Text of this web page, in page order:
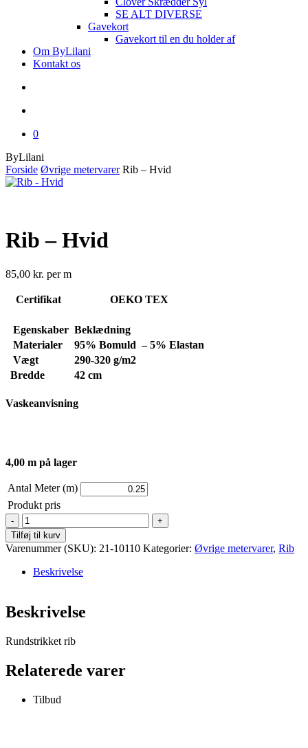
SE ALT DIVERSE
Gavekort
Gavekort til en du holder af
Om ByLilani
Kontakt os
0
ByLilani
Forside Øvrige metervarer Rib – Hvid
Rib – Hvid
85,00 kr. per m
Certifikat OEKO TEX
Egenskaber Beklædning
Materialer
95% Bomuld – 5% Elastan
Vægt
290-320 g/m2
Bredde
42 cm
Vaskeanvisning
4,00 m på lager
Antal Meter (m)
Produkt pris
Rib
-
Hvid
antal
Tilføj til kurv
Varenummer (SKU): 21-10110 Kategorier: Øvrige metervarer, Rib
Beskrivelse
Beskrivelse
Rundstrikket rib
Relaterede varer
Tilbud